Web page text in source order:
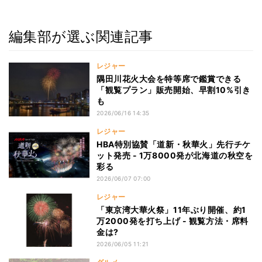
編集部が選ぶ関連記事
レジャー
隅田川花火大会を特等席で鑑賞できる
「観覧プラン」販売開始、早割10%引き
も
2026/06/16 14:35
レジャー
HBA特別協賛「道新・秋華火」先行チケ
ット発売 - 1万8000発が北海道の秋空を
彩る
2026/06/07 07:00
レジャー
「東京湾大華火祭」11年ぶり開催、約1
万2000発を打ち上げ - 観覧方法・席料
金は?
2026/06/05 11:21